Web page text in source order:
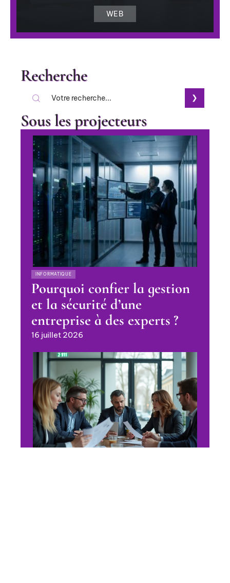
WEB
Recherche
Sous les projecteurs
INFORMATIQUE
Pourquoi confier la gestion
et la sécurité d’une
entreprise à des experts ?
16 juillet 2026